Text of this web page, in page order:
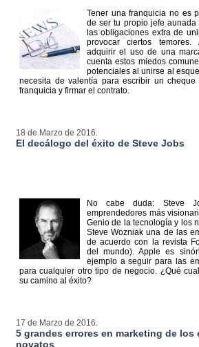
Tener una franquicia no es
de ser tu propio jefe
las obligaciones extra de
provocar ciertos
adquirir el uso de una
cuenta estos miedos
potenciales al unirse al
necesita de valentía para escribir un
franquicia y firmar el contrato.
18 de Marzo de 2016.
El decálogo del éxito de Steve Jobs
No cabe duda: Steve
emprendedores más
Genio de la tecnología y los
Steve Wozniak una de las
de acuerdo con la revista
del mundo). Apple es
ejemplo a seguir para las
para cualquier otro tipo de negocio. ¿Qué
su camino al éxito?
17 de Marzo de 2016.
5 grandes errores en marketing de los
novatos